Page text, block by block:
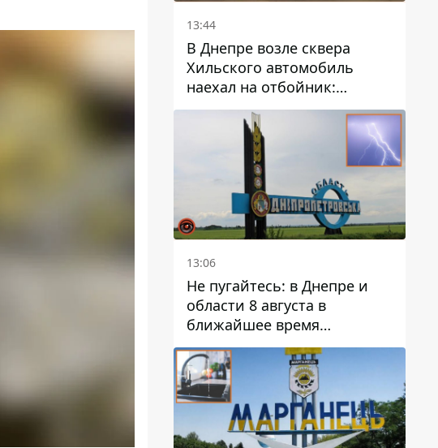
13:44
В Днепре возле сквера
Хильского автомобиль
наехал на отбойник:
момент происшествия
13:06
Не пугайтесь: в Днепре и
области 8 августа в
ближайшее время
ожидается гроза